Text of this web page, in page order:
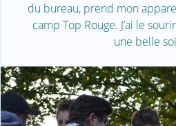
du bureau, prend mon
camp Top Rouge. J’ai le
une belle